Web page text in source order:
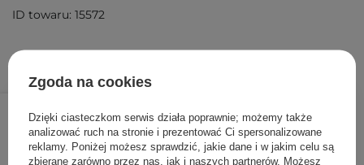
DODAJ DO KOSZYKA
ID towaru: 15572
Zgoda na cookies
Dzięki ciasteczkom serwis działa poprawnie; możemy także
analizować ruch na stronie i prezentować Ci spersonalizowane
reklamy. Poniżej możesz sprawdzić, jakie dane i w jakim celu są
zbierane zarówno przez nas, jak i naszych partnerów. Możesz